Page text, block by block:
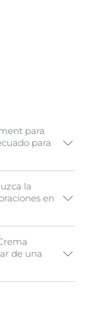
para
para
Crema
para
de en zonas
Eucerin®
Sensibles
y
reduce
la
en
Áreas
de una